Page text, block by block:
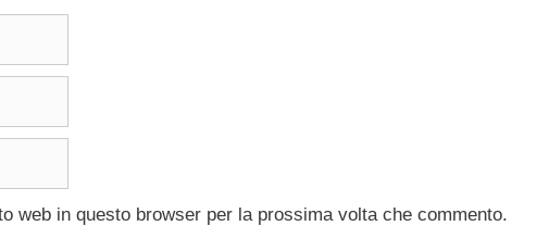
web in questo browser per la prossima volta che commento.